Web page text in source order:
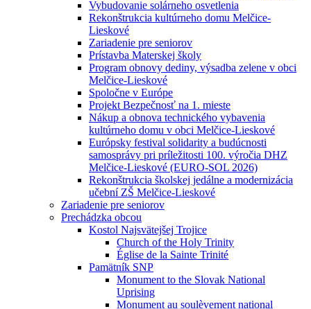
Vybudovanie solárneho osvetlenia
Rekonštrukcia kultúrneho domu Melčice-
Lieskové
Zariadenie pre seniorov
Prístavba Materskej školy
Program obnovy dediny, výsadba zelene v obci
Melčice-Lieskové
Spoločne v Európe
Projekt Bezpečnosť na 1. mieste
Nákup a obnova technického vybavenia
kultúrneho domu v obci Melčice-Lieskové
Európsky festival solidarity a budúcnosti
samosprávy pri príležitosti 100. výročia DHZ
Melčice-Lieskové (EURO-SOL 2026)
Rekonštrukcia školskej jedálne a modernizácia
učební ZŠ Melčice-Lieskové
Zariadenie pre seniorov
Prechádzka obcou
Kostol Najsvätejšej Trojice
Church of the Holy Trinity
Église de la Sainte Trinité
Pamätník SNP
Monument to the Slovak National
Uprising
Monument au soulèvement national